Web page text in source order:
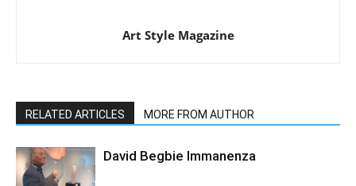
Art Style Magazine
RELATED ARTICLES MORE FROM AUTHOR
David Begbie Immanenza